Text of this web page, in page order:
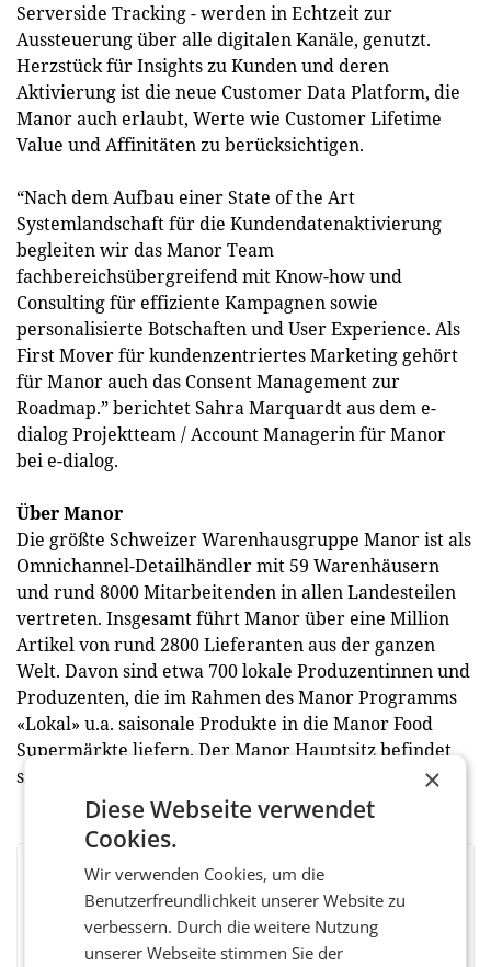
Serverside Tracking - werden in Echtzeit zur
Aussteuerung über alle digitalen Kanäle, genutzt.
Herzstück für Insights zu Kunden und deren
Aktivierung ist die neue Customer Data Platform, die
Manor auch erlaubt, Werte wie Customer Lifetime
Value und Affinitäten zu berücksichtigen.
“Nach dem Aufbau einer State of the Art
Systemlandschaft für die Kundendatenaktivierung
begleiten wir das Manor Team
fachbereichsübergreifend mit Know-how und
Consulting für effiziente Kampagnen sowie
personalisierte Botschaften und User Experience. Als
First Mover für kundenzentriertes Marketing gehört
für Manor auch das Consent Management zur
Roadmap.” berichtet Sahra Marquardt aus dem e-
dialog Projektteam / Account Managerin für Manor
bei e-dialog.
Über Manor
Die größte Schweizer Warenhausgruppe Manor ist als
Omnichannel-Detailhändler mit 59 Warenhäusern
und rund 8000 Mitarbeitenden in allen Landesteilen
vertreten. Insgesamt führt Manor über eine Million
Artikel von rund 2800 Lieferanten aus der ganzen
Welt. Davon sind etwa 700 lokale Produzentinnen und
Produzenten, die im Rahmen des Manor Programms
«Lokal» u.a. saisonale Produkte in die Manor Food
Supermärkte liefern. Der Manor Hauptsitz befindet
sich in Basel. (red)
BEWERTEN SIE DIESEN ARTIKEL
×
Diese Webseite verwendet
Cookies.
Wir verwenden Cookies, um die
Benutzerfreundlichkeit unserer Website zu
verbessern. Durch die weitere Nutzung
unserer Webseite stimmen Sie der